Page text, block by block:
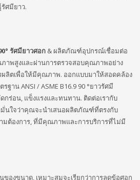
ศมียาว.
รัศมียาวศอก & ผลิตภัณฑ์อุปกรณ์เชื่อมต่อ
าพสูงและผ่านการตรวจสอบคุณภาพอย่าง
ลิตเพื่อให้มีคุณภาพ. ออกแบบมาให้สอดคล้อง
ฐาน ANSI / ASME B16.9 90 °ยาวรัศมี
ร่อน, แข็งแรงและทนทาน. ติดต่อเรากับ
มั่นใจว่าคุณจะนำเสนอผลิตภัณฑ์ที่ตรงกับ
มต้องการ, ที่มีคุณภาพและการบริการที่ไม่มี
ของขนาด, เหมาะสมจะเรียกว่าการลดข้อศอก